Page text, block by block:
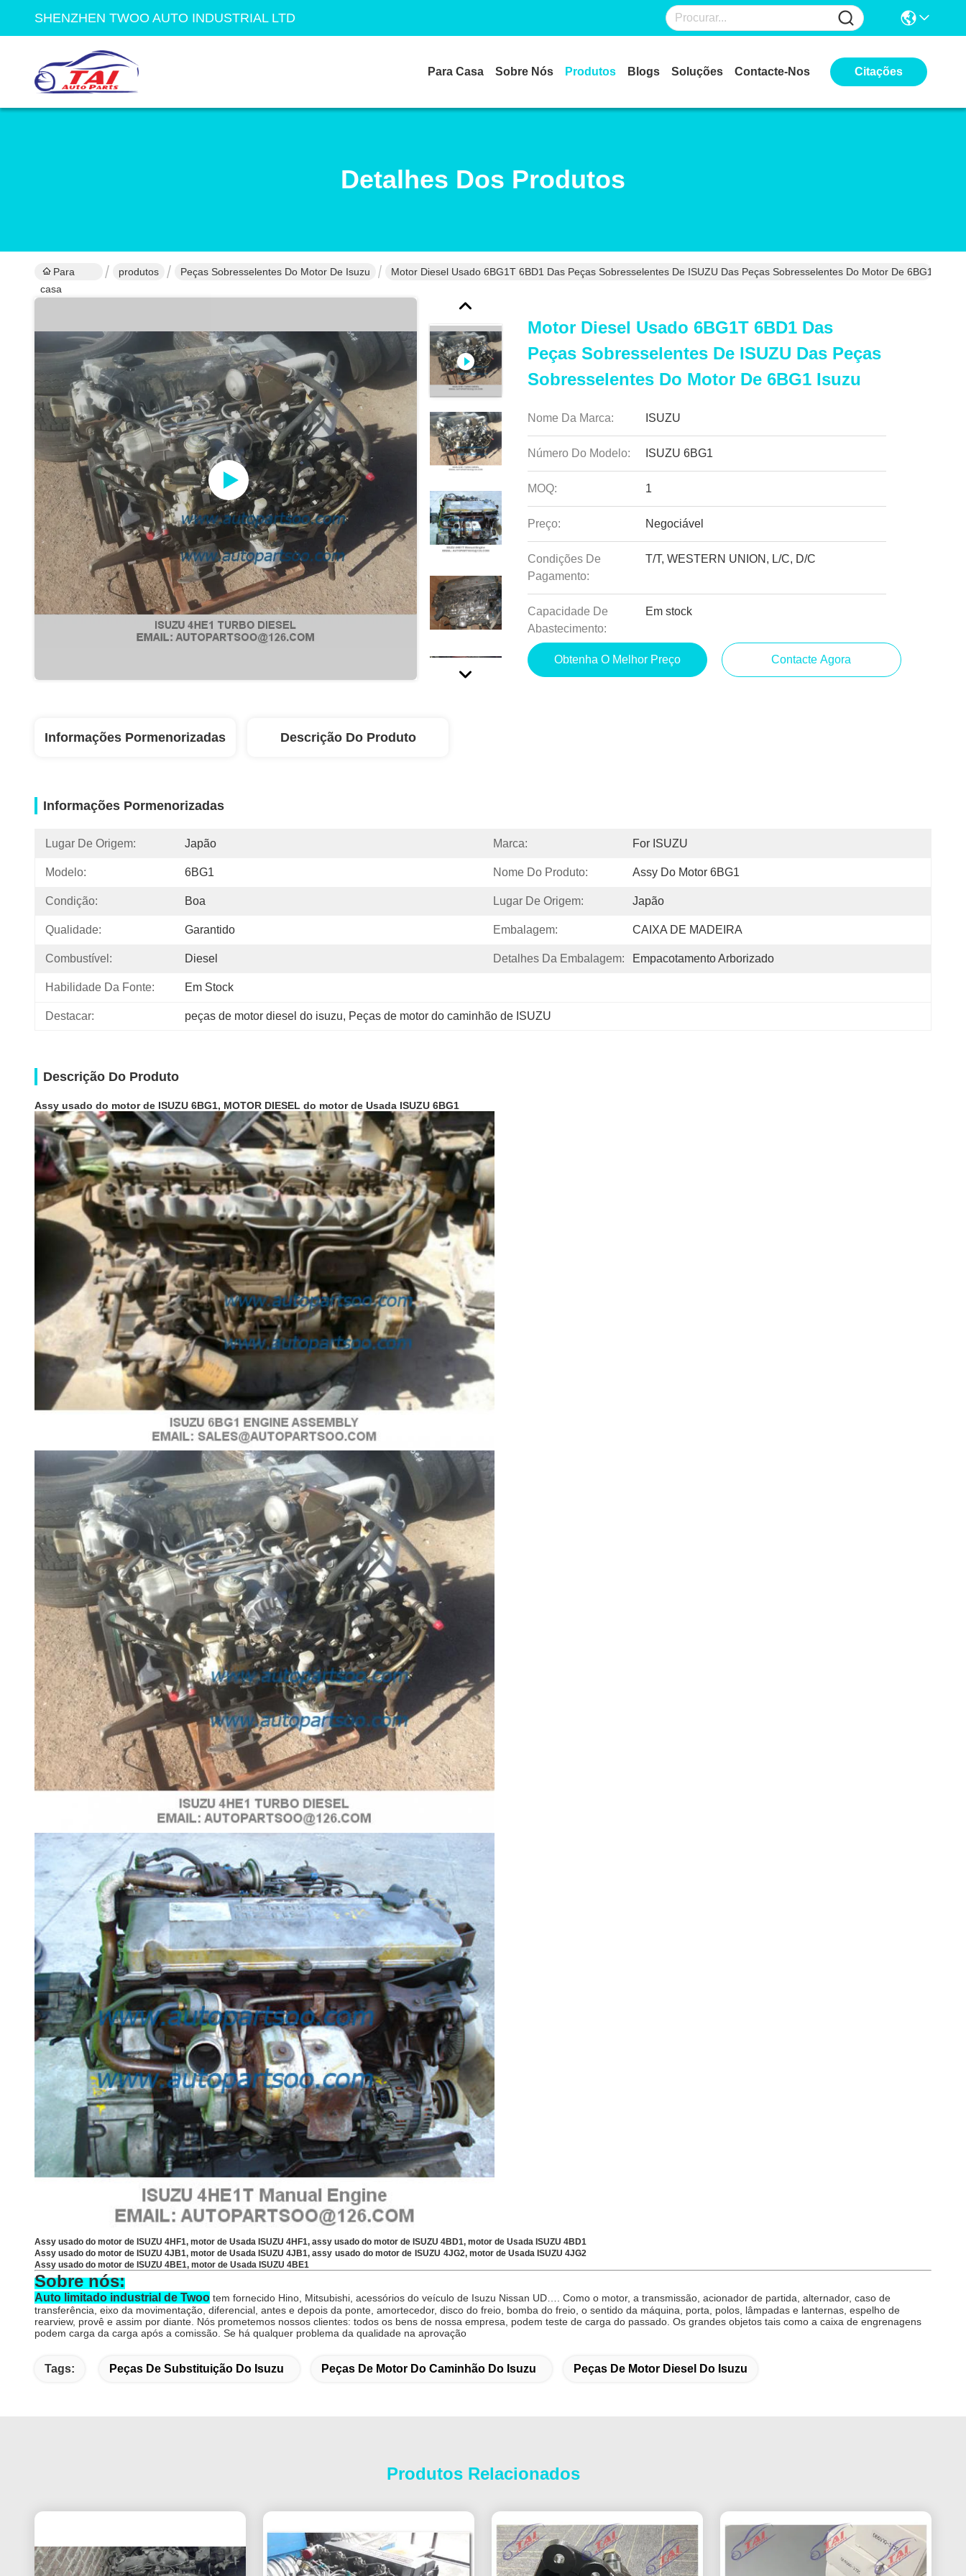
SHENZHEN TWOO AUTO INDUSTRIAL LTD
Para Casa Sobre Nós Produtos Blogs Soluções Contacte-Nos Citações
Detalhes Dos Produtos
Para
casa
produtos Peças Sobresselentes Do Motor De Isuzu Motor Diesel Usado 6BG1T 6BD1 Das Peças Sobresselentes De ISUZU Das Peças Sobresselentes Do Motor De 6BG1 Isuzu
Motor Diesel Usado 6BG1T 6BD1 Das
Peças Sobresselentes De ISUZU Das Peças
Sobresselentes Do Motor De 6BG1 Isuzu
Nome Da Marca: ISUZU
Número Do Modelo: ISUZU 6BG1
MOQ: 1
Preço: Negociável
Condições De
Pagamento:
T/T, WESTERN UNION, L/C, D/C
Capacidade De
Abastecimento:
Em stock
Obtenha O Melhor Preço Contacte Agora
Informações Pormenorizadas Descrição Do Produto
Informações Pormenorizadas
Lugar De Origem: Japão Marca: For ISUZU
Modelo: 6BG1 Nome Do Produto: Assy Do Motor 6BG1
Condição: Boa Lugar De Origem: Japão
Qualidade: Garantido Embalagem: CAIXA DE MADEIRA
Combustível: Diesel Detalhes Da Embalagem: Empacotamento Arborizado
Habilidade Da Fonte: Em Stock
Destacar: peças de motor diesel do isuzu, Peças de motor do caminhão de ISUZU
Descrição Do Produto
Assy usado do motor de ISUZU 6BG1, MOTOR DIESEL do motor de Usada ISUZU 6BG1
Assy usado do motor de ISUZU 4HF1, motor de Usada ISUZU 4HF1, assy usado do motor de ISUZU 4BD1, motor de Usada ISUZU 4BD1
Assy usado do motor de ISUZU 4JB1, motor de Usada ISUZU 4JB1, assy usado do motor de ISUZU 4JG2, motor de Usada ISUZU 4JG2
Assy usado do motor de ISUZU 4BE1, motor de Usada ISUZU 4BE1
Sobre nós:
Auto limitado industrial de Twoo tem fornecido Hino, Mitsubishi, acessórios do veículo de Isuzu Nissan UD…. Como o motor, a transmissão, acionador de partida, alternador, caso de
transferência, eixo da movimentação, diferencial, antes e depois da ponte, amortecedor, disco do freio, bomba do freio, o sentido da máquina, porta, polos, lâmpadas e lanternas, espelho de
rearview, provê e assim por diante. Nós prometemos nossos clientes: todos os bens de nossa empresa, podem teste de carga do passado. Os grandes objetos tais como a caixa de engrenagens
podem carga da carga após a comissão. Se há qualquer problema da qualidade na aprovação
Tags: Peças De Substituição Do Isuzu Peças De Motor Do Caminhão Do Isuzu Peças De Motor Diesel Do Isuzu
Produtos Relacionados